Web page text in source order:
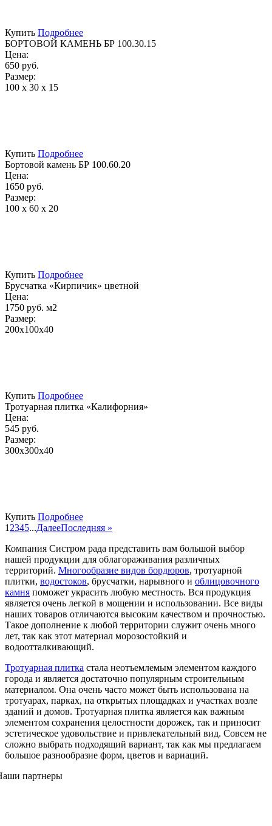
Купить Подробнее
БОРТОВОЙ КАМЕНЬ БР 100.30.15
Цена:
650 руб.
Размер:
100 х 30 х 15
Купить Подробнее
Бортовой камень БР 100.60.20
Цена:
1650 руб.
Размер:
100 х 60 х 20
Купить Подробнее
Брусчатка «Кирпичик» цветной
Цена:
1750 руб. м2
Размер:
200х100х40
Купить Подробнее
Тротуарная плитка «Калифорния»
Цена:
545 руб.
Размер:
300х300х40
Купить Подробнее
1 2345...ДалееПоследняя »
Компания Систром рада представить вам большой выбор
нашей продукции для облагораживания различных
территорий. Многообразие видов бордюров, тротуарной
плитки, водостоков, брусчатки, нарывного и облицовочного
камня поможет украсить любую местность. Вся продукция
является очень легкой в мощении и использовании. Все виды
наших товаров отличаются высоким качеством и прочностью.
Такое дополнение к любой территории служит очень много
лет, так как этот материал морозостойкий и
водоотталкивающий.
Тротуарная плитка стала неотъемлемым элементом каждого
города и является достаточно популярным строительным
материалом. Она очень часто может быть использована на
тротуарах, парках, на открытых площадках и участках возле
зданий и домов. Тротуарная плитка является как важным
элементом сохранения целостности дорожек, так и приносит
эстетическое удовольствие и привлекательный вид. Совсем не
сложно выбрать подходящий вариант, так как мы предлагаем
большое разнообразие форм, цветов и вариаций.
партнеры